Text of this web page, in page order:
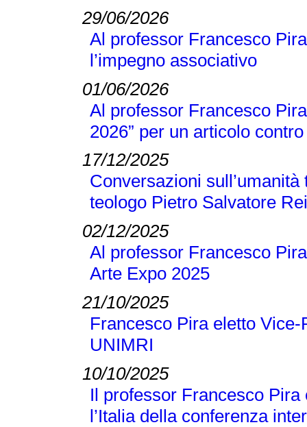
29/06/2026
Al professor Francesco
l’impegno associativo
01/06/2026
Al professor Francesco
2026” per un articolo
17/12/2025
Conversazioni
teologo Pietro Salvatore
02/12/2025
Al professor Francesco
Arte Expo 2025
21/10/2025
Francesco Pira eletto
UNIMRI
10/10/2025
Il professor Francesco
l’Italia della conferenza